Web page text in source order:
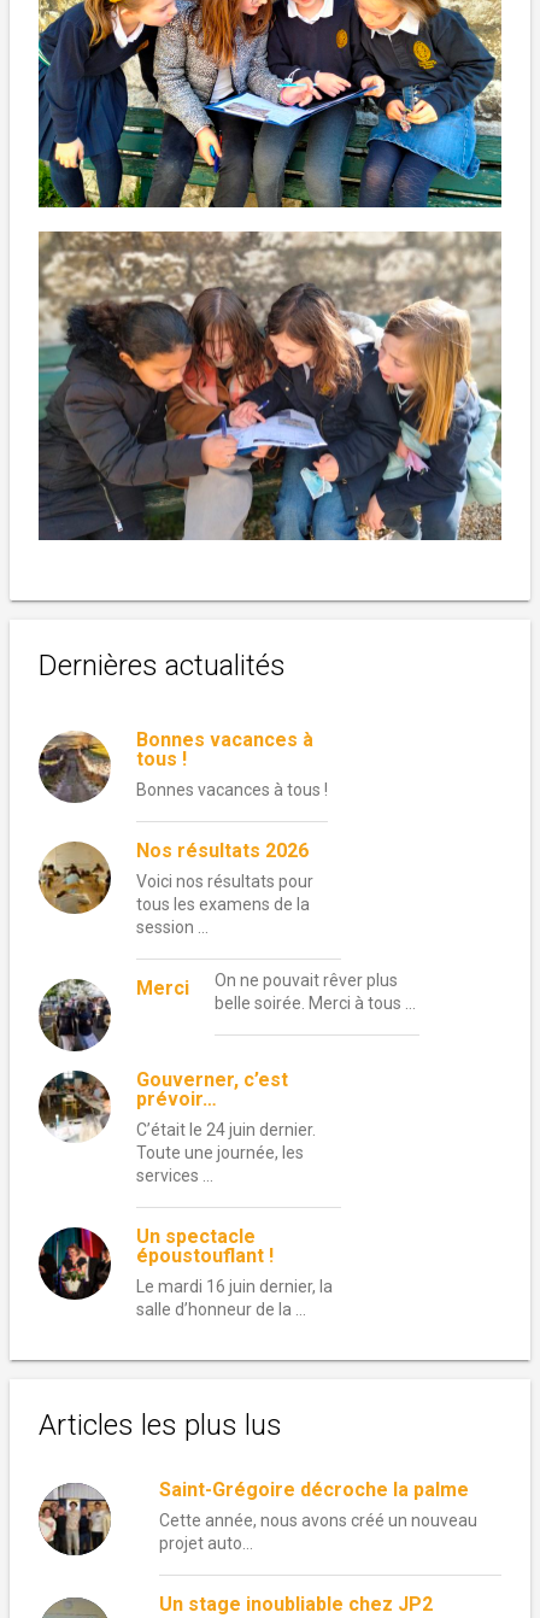
Dernières actualités
Bonnes vacances à
tous !
Bonnes vacances à tous !
Nos résultats 2026
Voici nos résultats pour
tous les examens de la
session …
Merci
On ne pouvait rêver plus
belle soirée. Merci à tous …
Gouverner, c’est
prévoir…
C’était le 24 juin dernier.
Toute une journée, les
services …
Un spectacle
époustouflant !
Le mardi 16 juin dernier, la
salle d’honneur de la …
Articles les plus lus
Saint-Grégoire décroche la palme
Cette année, nous avons créé un nouveau
projet auto...
Un stage inoubliable chez JP2